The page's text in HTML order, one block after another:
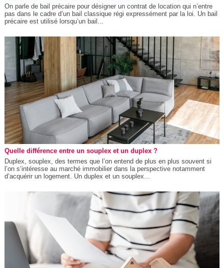
On parle de bail précaire pour désigner un contrat de location qui n’entre
pas dans le cadre d’un bail classique régi expressément par la loi. Un bail
précaire est utilisé lorsqu’un bail...
Quelle différence entre un souplex et un duplex ?
Duplex, souplex, des termes que l’on entend de plus en plus souvent si
l’on s’intéresse au marché immobilier dans la perspective notamment
d’acquérir un logement. Un duplex et un souplex...